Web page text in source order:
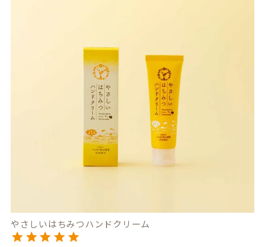
やさしいはちみつハンドクリーム